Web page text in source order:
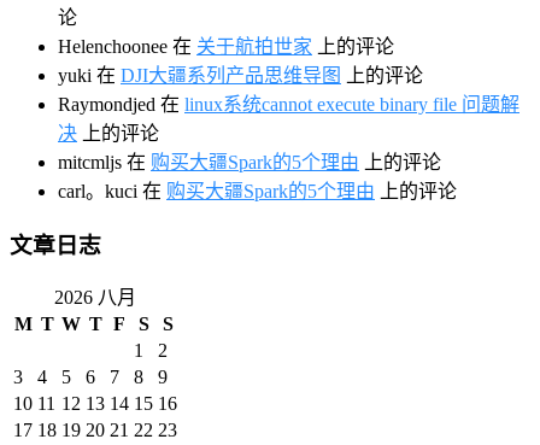
论
Helenchoonee 在 关于航拍世家 上的评论
yuki 在 DJI大疆系列产品思维导图
上的评论
Raymondjed 在 linux系统cannot execute binary file 问题解
决 上的评论
mitcmljs 在 购买大疆Spark的5个理由 上的评论
carl。kuci 在 购买大疆Spark的5个理由 上的评论
文章日志
2026 八月
M T W T F S S
1
2
3
4 5 6 7 8
9
10 11 12 13 14 15 16
17 18 19 20 21 22 23